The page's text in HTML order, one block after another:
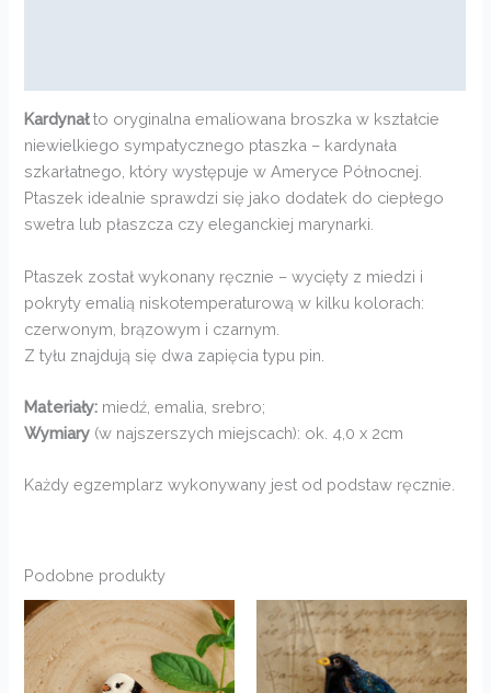
Kardynałto oryginalna emaliowana broszka w kształcie
niewielkiego sympatycznego ptaszka – kardynała
szkarłatnego, który występuje w Ameryce Północnej.
Ptaszek idealnie sprawdzi się jako dodatek do ciepłego
swetra lub płaszcza czy eleganckiej marynarki.
Ptaszek został wykonany ręcznie – wycięty z miedzi i
pokryty emalią niskotemperaturową w kilku kolorach:
czerwonym, brązowym i czarnym.
Z tyłu znajdują się dwa zapięcia typu pin.
Materiały: miedź, emalia, srebro;
Wymiary (w najszerszych miejscach): ok. 4,0 x 2cm
Każdy egzemplarz wykonywany jest od podstaw ręcznie.
Podobne produkty